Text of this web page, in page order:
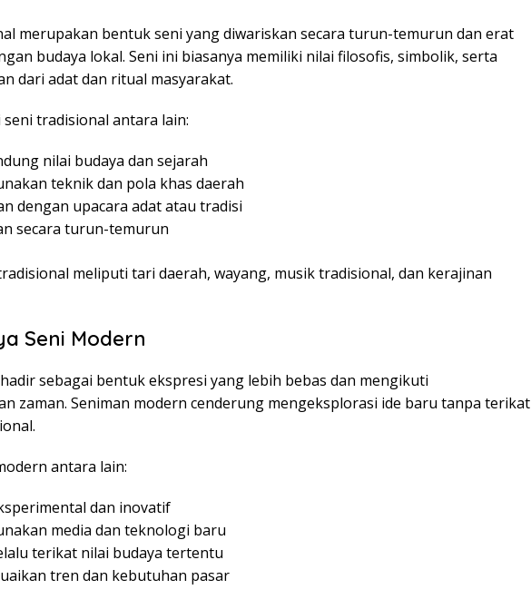
merupakan bentuk seni yang diwariskan secara turun-temurun dan erat
budaya lokal. Seni ini biasanya memiliki nilai filosofis, simbolik, serta
dari adat dan ritual masyarakat.
seni tradisional antara lain:
nilai budaya dan sejarah
teknik dan pola khas daerah
dengan upacara adat atau tradisi
secara turun-temurun
meliputi tari daerah, wayang, musik tradisional, dan kerajinan
Seni Modern
sebagai bentuk ekspresi yang lebih bebas dan mengikuti
zaman. Seniman modern cenderung mengeksplorasi ide baru tanpa terikat
antara lain:
dan inovatif
media dan teknologi baru
terikat nilai budaya tertentu
tren dan kebutuhan pasar